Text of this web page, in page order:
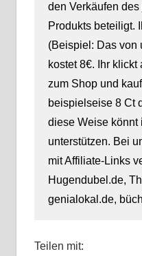
den Verkäufen
Produkts beteiligt.
(Beispiel: Das von
kostet 8€. Ihr
zum Shop und
beispielseise 8 Ct
diese Weise könnt
unterstützen. Bei
mit Affiliate-Links
Hugendubel.de,
genialokal.de,
Teilen mit: